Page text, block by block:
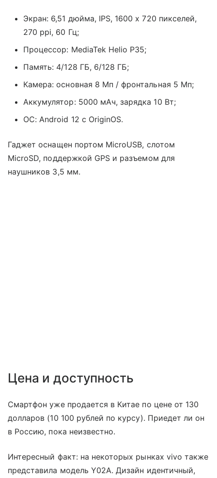
Экран: 6,51 дюйма, IPS, 1600 x 720 пикселей,
270 ppi, 60 Гц;
Процессор: MediaTek Helio P35;
Память: 4/128 ГБ, 6/128 ГБ;
Камера: основная 8 Мп / фронтальная 5 Мп;
Аккумулятор: 5000 мАч, зарядка 10 Вт;
ОС: Android 12 с OriginOS.
Гаджет оснащен портом MicroUSB, слотом
MicroSD, поддержкой GPS и разъемом для
наушников 3,5 мм.
Цена и доступность
Смартфон уже продается в Китае по цене от 130
долларов (10 100 рублей по курсу). Приедет ли он
в Россию, пока неизвестно.
Интересный факт: на некоторых рынках vivo также
представила модель Y02A. Дизайн идентичный,